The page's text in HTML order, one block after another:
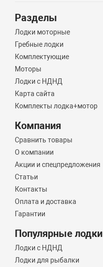
Разделы
Лодки моторные
Гребные лодки
Комплектующие
Моторы
Лодки с НДНД
Карта сайта
Комплекты лодка+мотор
Компания
Сравнить товары
О компании
Акции и спецпредложения
Статьи
Контакты
Оплата и доставка
Гарантии
Популярные лодки
Лодки с НДНД
Лодки для рыбалки